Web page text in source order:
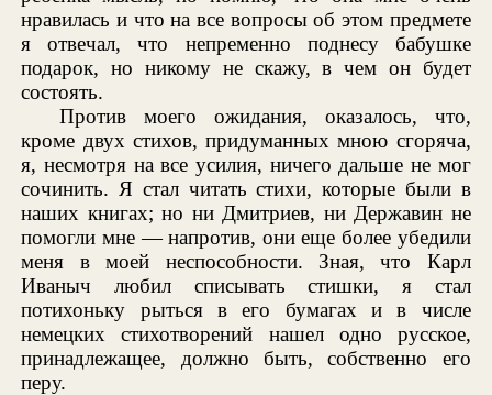
нравилась и что на все вопросы об этом предмете
я отвечал, что непременно поднесу бабушке
подарок, но никому не скажу, в чем он будет
состоять.
Против моего ожидания, оказалось, что,
кроме двух стихов, придуманных мною сгоряча,
я, несмотря на все усилия, ничего дальше не мог
сочинить. Я стал читать стихи, которые были в
наших книгах; но ни Дмитриев, ни Державин не
помогли мне — напротив, они еще более убедили
меня в моей неспособности. Зная, что Карл
Иваныч любил списывать стишки, я стал
потихоньку рыться в его бумагах и в числе
немецких стихотворений нашел одно русское,
принадлежащее, должно быть, собственно его
перу.